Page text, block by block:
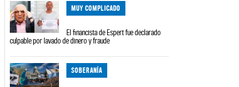
MUY COMPLICADO
El financista de Espert fue declarado
culpable por lavado de dinero y fraude
SOBERANÍA